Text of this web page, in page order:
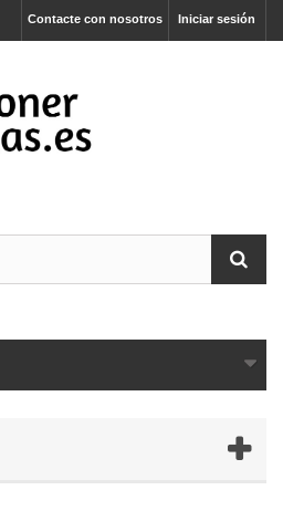
Iniciar sesión
Contacte con nosotros